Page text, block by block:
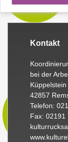
Kontakt
bei der
42857
Telefon:
Fax: 02191